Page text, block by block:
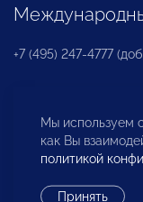
+7 (495) 247-4777
Бюро по
инвесторов
Мы используем
как Вы
политикой
Принять